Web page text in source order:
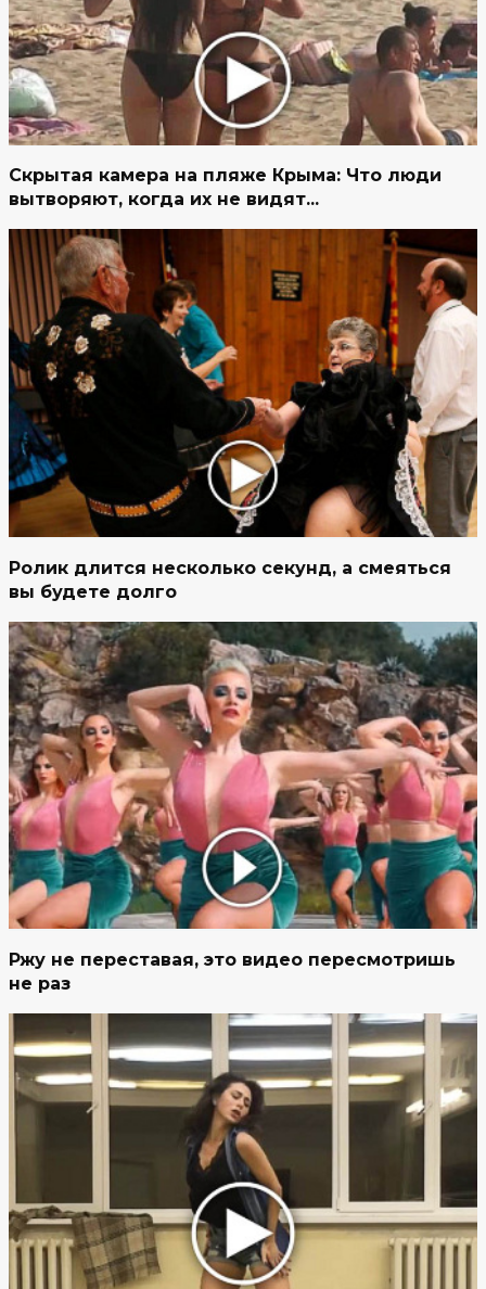
Скрытая камера на пляже Крыма: Что люди
вытворяют, когда их не видят...
Ролик длится несколько секунд, а смеяться
вы будете долго
Ржу не переставая, это видео пересмотришь
не раз